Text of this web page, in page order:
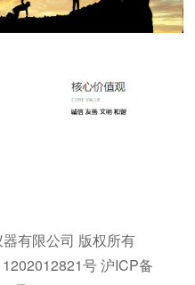
有限公司 版权所有
号 沪ICP备